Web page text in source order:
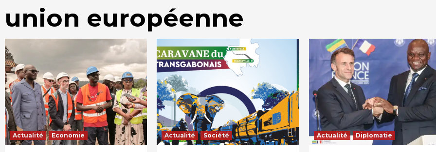
union européenne
Actualité Economie Actualité Société Actualité Diplomatie